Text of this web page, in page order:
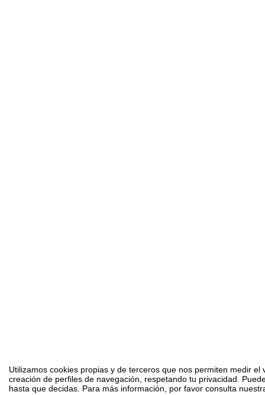
Utilizamos cookies propias y de terceros que nos permiten medir
creación de perfiles de navegación, respetando tu privacidad.
hasta que decidas. Para más información, por favor consulta